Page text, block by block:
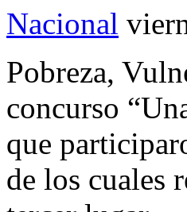
Nacional
Pobreza,
concurso
que
de los cuales